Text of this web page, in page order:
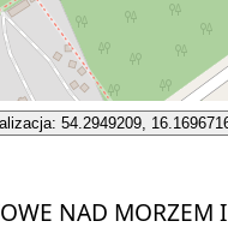
54.2949209,
NAD MORZEM